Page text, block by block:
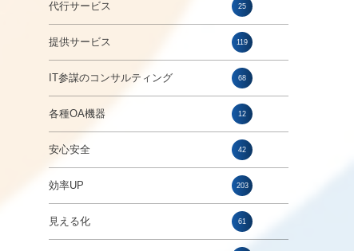
代行サービス 25
提供サービス 119
IT参謀のコンサルティング 68
各種OA機器 12
安心安全 42
効率UP 203
見える化 61